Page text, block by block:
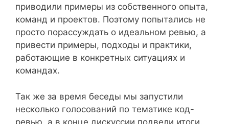
приводили примеры из собственного опыта,
команд и проектов. Поэтому попытались не
просто порассуждать о идеальном ревью, а
привести примеры, подходы и практики,
работающие в конкретных ситуациях и
командах.
Так же за время беседы мы запустили
несколько голосований по тематике код-
ревью, а в конце дискуссии подвели итоги.